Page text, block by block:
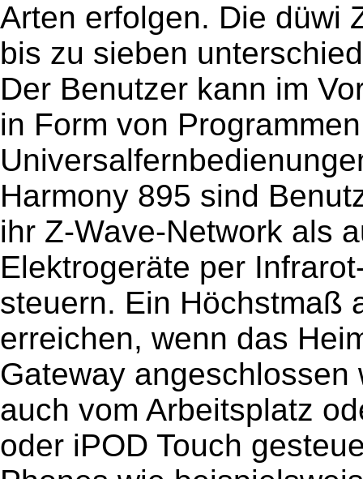
Arten erfolgen. Die düwi
bis zu sieben
Der Benutzer kann im
in Form von
Harmony 895 sind
ihr Z-Wave-Network als
Elektrogeräte per
steuern. Ein Höchstmaß
erreichen, wenn das
Gateway
auch vom Arbeitsplatz
oder iPOD Touch